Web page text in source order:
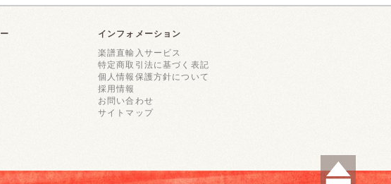
インフォメーション
楽譜直輸入サービス
特定商取引法に基づく表記
個人情報保護方針について
採用情報
お問い合わせ
サイトマップ